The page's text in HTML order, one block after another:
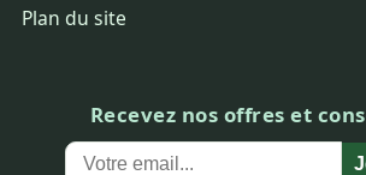
Plan du site
Recevez nos offres et